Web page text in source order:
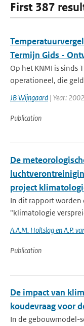
First 387
Termijn Gids -
Op het KNMI is sinds
operationeel, die
JB Wijngaard | Year: 2002
Publication
De
project
In dit rapport worden
"klimatologie
A.A.M. Holtslag en A.P.
Publication
De impact van
koudevraag voor
In de gebouwmodel-